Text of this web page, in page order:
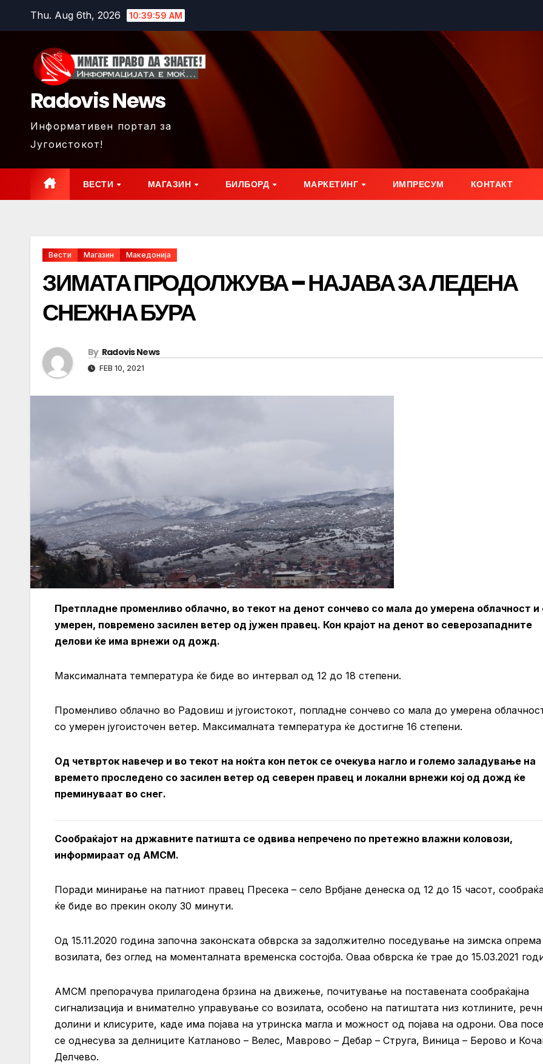
Thu. Aug 6th, 2026 10:40:01 AM
Radovis News
Информативен портал за
Југоистокот!
ВЕСТИ МАГАЗИН БИЛБОРД МАРКЕТИНГ ИМПРЕСУМ КОНТАКТ
Вести Магазин Македонија
ЗИМАТА ПРОДОЛЖУВА – НАЈАВА ЗА ЛЕДЕНА
СНЕЖНА БУРА
By Radovis News
FEB 10, 2021
Претпладне променливо облачно, во текот на денот сончево со мала до умерена облачност и
умерен, повремено засилен ветер од јужен правец. Кон крајот на денот во северозападните
делови ќе има врнежи од дожд.
Максималната температура ќе биде во интервал од 12 до 18 степени.
Променливо облачно во Радовиш и југоистокот, попладне сончево со мала до умерена
со умерен југоисточен ветер. Максималната температура ќе достигне 16 степени.
Од четврток навечер и во текот на ноќта кон петок се очекува нагло и големо заладување на
времето проследено со засилен ветер од северен правец и локални врнежи кој од дожд ќе
преминуваат во снег.
Сообраќајот на државните патишта се одвива непречено по претежно влажни коловози,
информираат од АМСМ.
Поради минирање на патниот правец Пресека – село Врбјане денеска од 12 до 15 часот,
ќе биде во прекин околу 30 минути.
Од 15.11.2020 година започна законската обврска за задолжително поседување на зимска
возилата, без оглед на моменталната временска состојба. Оваа обврска ќе трае до 15.03.2021
АМСМ препорачува прилагодена брзина на движење, почитување на поставената сообраќајна
сигнализација и внимателно управување со возилата, особено на патиштата низ котлините,
долини и клисурите, каде има појава на утринска магла и можност од појава на одрони. Ова
се однесува за делниците Катланово – Велес, Маврово – Дебар – Струга, Виница – Берово и
Делчево.